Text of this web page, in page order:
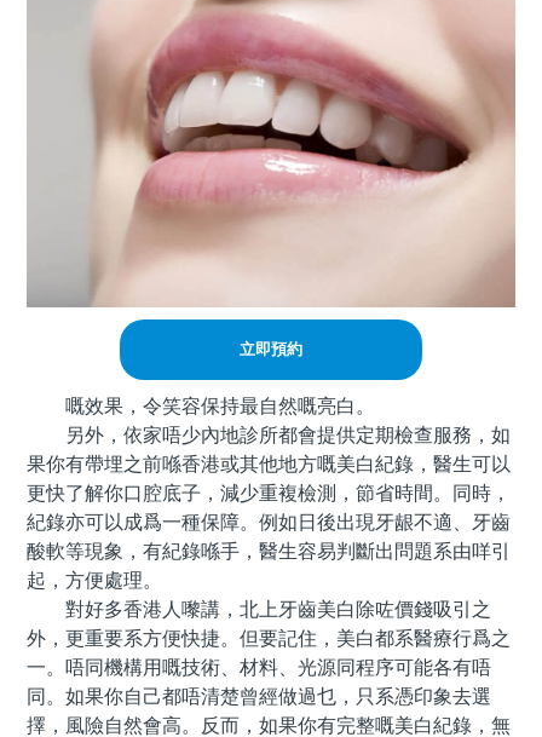
立即預約
嘅效果，令笑容保持最自然嘅亮白。
另外，依家唔少內地診所都會提供定期檢查服務，如
果你有帶埋之前喺香港或其他地方嘅美白紀錄，醫生可以
更快了解你口腔底子，減少重複檢測，節省時間。同時，
紀錄亦可以成爲一種保障。例如日後出現牙龈不適、牙齒
酸軟等現象，有紀錄喺手，醫生容易判斷出問題系由咩引
起，方便處理。
對好多香港人嚟講，北上牙齒美白除咗價錢吸引之
外，更重要系方便快捷。但要記住，美白都系醫療行爲之
一。唔同機構用嘅技術、材料、光源同程序可能各有唔
同。如果你自己都唔清楚曾經做過乜，只系憑印象去選
擇，風險自然會高。反而，如果你有完整嘅美白紀錄，無